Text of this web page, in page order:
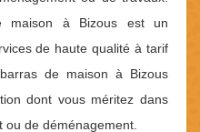
maison à Bizous est un
de haute qualité à tarif
de maison à Bizous
dont vous méritez dans
ou de déménagement.